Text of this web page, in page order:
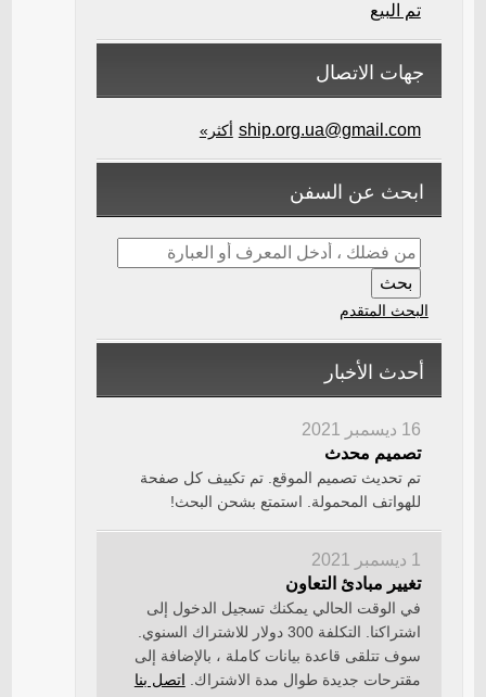
تم البيع
جهات الاتصال
ship.org.ua@gmail.com أكثر»
ابحث عن السفن
البحث المتقدم
أحدث الأخبار
16 ديسمبر 2021
تصميم محدث
تم تحديث تصميم الموقع. تم تكييف كل صفحة
للهواتف المحمولة. استمتع بشحن البحث!
1 ديسمبر 2021
تغيير مبادئ التعاون
في الوقت الحالي يمكنك تسجيل الدخول إلى
اشتراكنا. التكلفة 300 دولار للاشتراك السنوي.
سوف تتلقى قاعدة بيانات كاملة ، بالإضافة إلى
مقترحات جديدة طوال مدة الاشتراك. اتصل بنا